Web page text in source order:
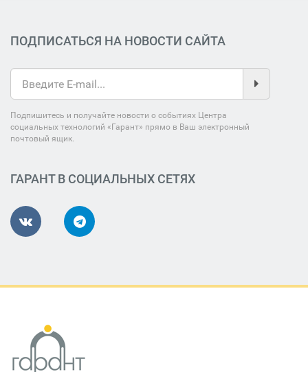
ПОДПИСАТЬСЯ НА НОВОСТИ САЙТА
Подпишитесь и получайте новости о событиях Центра
социальных технологий «Гарант» прямо в Ваш электронный
почтовый ящик.
ГАРАНТ В СОЦИАЛЬНЫХ СЕТЯХ